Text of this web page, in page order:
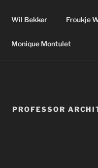
Wil Bekker Froukje
Monique Montulet
PROFESSOR